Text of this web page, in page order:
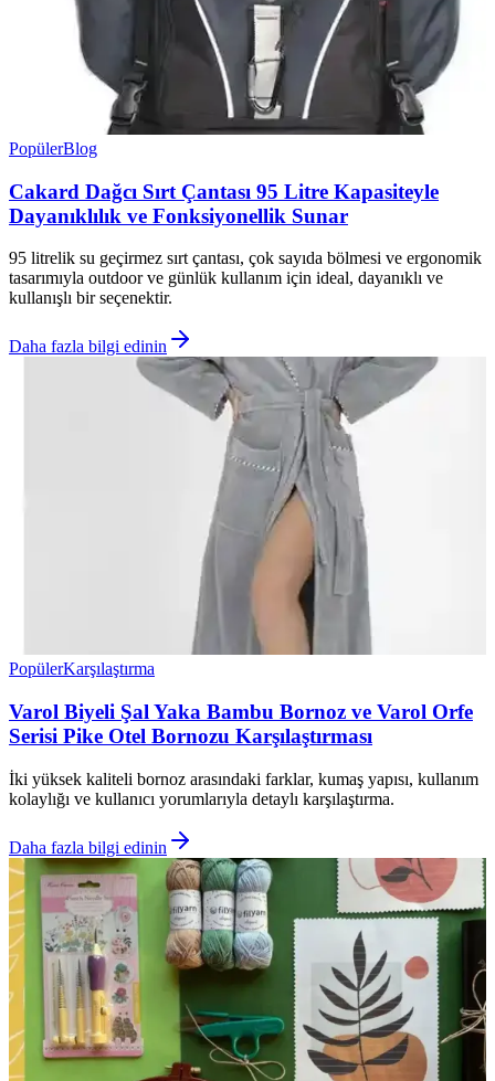
PopülerBlog
Cakard Dağcı Sırt Çantası 95 Litre Kapasiteyle
Dayanıklılık ve Fonksiyonellik Sunar
95 litrelik su geçirmez sırt çantası, çok sayıda bölmesi ve ergonomik
tasarımıyla outdoor ve günlük kullanım için ideal, dayanıklı ve
kullanışlı bir seçenektir.
Daha fazla bilgi edinin
PopülerKarşılaştırma
Varol Biyeli Şal Yaka Bambu Bornoz ve Varol Orfe
Serisi Pike Otel Bornozu Karşılaştırması
İki yüksek kaliteli bornoz arasındaki farklar, kumaş yapısı, kullanım
kolaylığı ve kullanıcı yorumlarıyla detaylı karşılaştırma.
Daha fazla bilgi edinin